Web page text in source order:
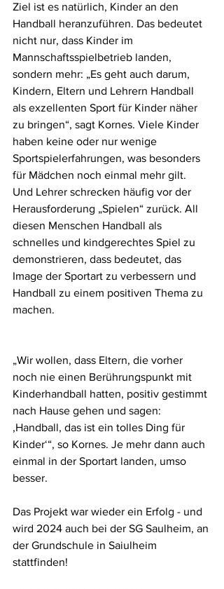
Ziel ist es natürlich, Kinder an den
Handball heranzuführen. Das bedeutet
nicht nur, dass Kinder im
Mannschaftsspielbetrieb landen,
sondern mehr: „Es geht auch darum,
Kindern, Eltern und Lehrern Handball
als exzellenten Sport für Kinder näher
zu bringen“, sagt Kornes. Viele Kinder
haben keine oder nur wenige
Sportspielerfahrungen, was besonders
für Mädchen noch einmal mehr gilt.
Und Lehrer schrecken häufig vor der
Herausforderung „Spielen“ zurück. All
diesen Menschen Handball als
schnelles und kindgerechtes Spiel zu
demonstrieren, dass bedeutet, das
Image der Sportart zu verbessern und
Handball zu einem positiven Thema zu
machen.
„Wir wollen, dass Eltern, die vorher
noch nie einen Berührungspunkt mit
Kinderhandball hatten, positiv gestimmt
nach Hause gehen und sagen:
‚Handball, das ist ein tolles Ding für
Kinder‘“, so Kornes. Je mehr dann auch
einmal in der Sportart landen, umso
besser.
Das Projekt war wieder ein Erfolg - und
wird 2024 auch bei der SG Saulheim, an
der Grundschule in Saiulheim
stattfinden!